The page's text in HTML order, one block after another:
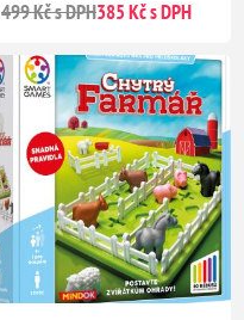
499 Kč s DPH385 Kč s DPH